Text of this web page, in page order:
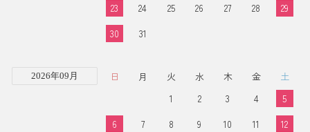
23
24 25 26 27 28
29
30
31
2026年09月 日 月 火 水 木 金
土
1
2 3 4
5
6
7 8 9 10 11
12